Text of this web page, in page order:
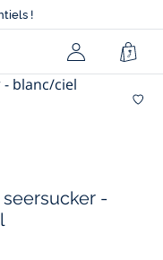
!
Hiver !
dès 79€*
été*
!
-